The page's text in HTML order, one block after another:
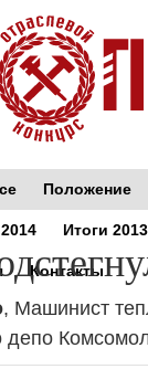
Положение
Итоги 2013
Контакты
, Машинист
депо